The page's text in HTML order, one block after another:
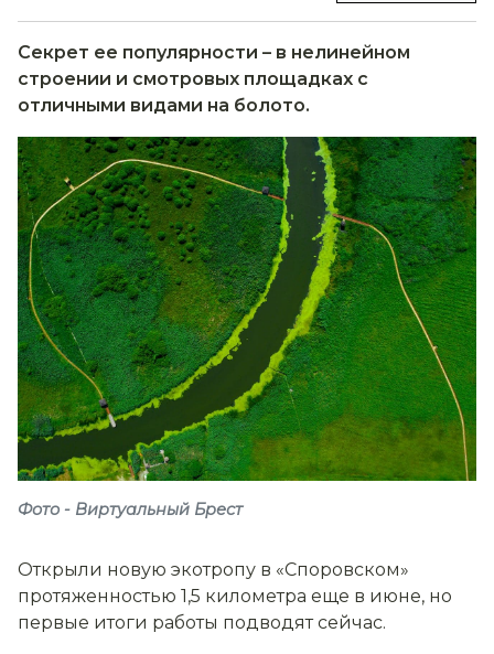
Секрет ее популярности – в нелинейном
строении и смотровых площадках с
отличными видами на болото.
Фото - Виртуальный Брест
Открыли новую экотропу в «Споровском»
протяженностью 1,5 километра еще в июне, но
первые итоги работы подводят сейчас.